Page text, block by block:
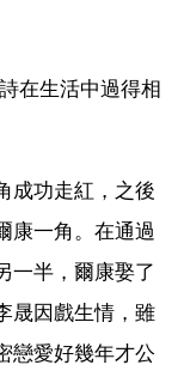
在生活中過得相
成功走紅，之後
康一角。在通過
一半，爾康娶了
晟因戲生情，雖
戀愛好幾年才公